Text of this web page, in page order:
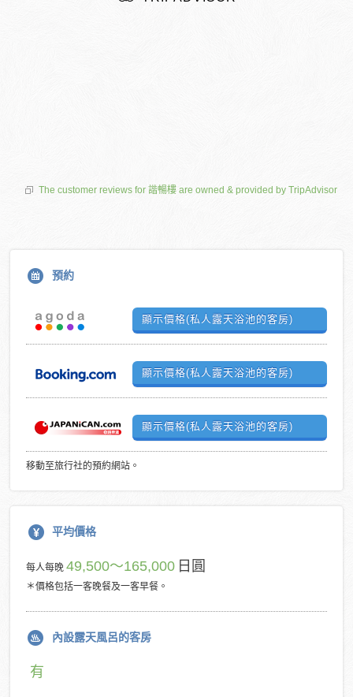
The customer reviews for 諧暢樓 are owned & provided by TripAdvisor
預約
顯示價格(私人露天浴池的客房)
顯示價格(私人露天浴池的客房)
顯示價格(私人露天浴池的客房)
移動至旅行社的預約網站。
平均價格
每人每晚49,500～165,000 日圓
＊價格包括一客晚餐及一客早餐。
內設露天風呂的客房
有